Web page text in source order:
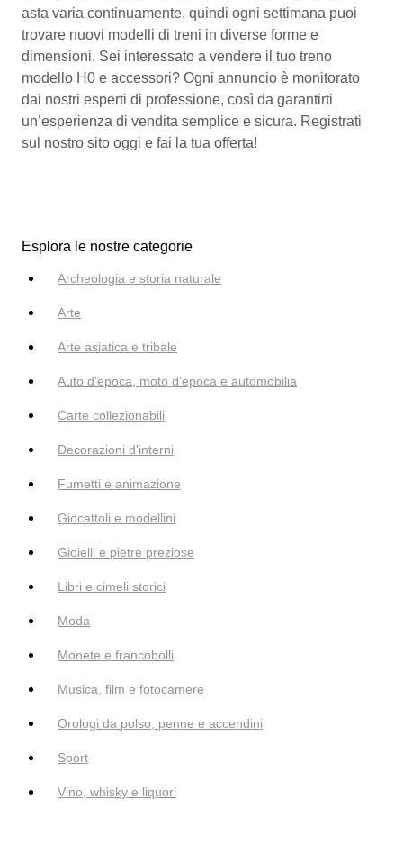
asta varia continuamente, quindi ogni settimana puoi
trovare nuovi modelli di treni in diverse forme e
dimensioni. Sei interessato a vendere il tuo treno
modello H0 e accessori? Ogni annuncio è monitorato
dai nostri esperti di professione, così da garantirti
un’esperienza di vendita semplice e sicura. Registrati
sul nostro sito oggi e fai la tua offerta!
Esplora le nostre categorie
Archeologia e storia naturale
Arte
Arte asiatica e tribale
Auto d’epoca, moto d’epoca e automobilia
Carte collezionabili
Decorazioni d'interni
Fumetti e animazione
Giocattoli e modellini
Gioielli e pietre preziose
Libri e cimeli storici
Moda
Monete e francobolli
Musica, film e fotocamere
Orologi da polso, penne e accendini
Sport
Vino, whisky e liquori